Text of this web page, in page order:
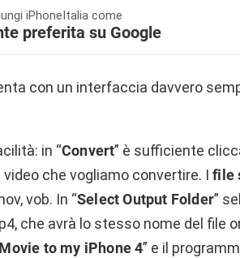
iPhoneItalia come
preferita su Google
con un interfaccia davvero
in “Convert” è sufficiente
video che vogliamo convertire. Ifile
vob. In “Select Output Folder”
che avrà lo stesso nome del file
to my iPhone 4” e il